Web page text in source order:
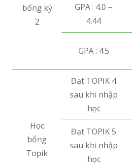
bổng kỳ
2
GPA : 4.0 –
4.44
GPA : 4.5
Học
bổng
Topik
Đạt TOPIK 4
sau khi nhập
học
Đạt TOPIK 5
sau khi nhập
học